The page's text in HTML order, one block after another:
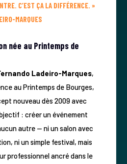
C’EST ÇA LA DIFFÉRENCE. »
MARQUES
née au Printemps de
Ladeiro-Marques,
au Printemps de Bourges,
nouveau dès 2009 avec
: créer un événement
autre — ni un salon avec
ni un simple festival, mais
professionnel ancré dans le